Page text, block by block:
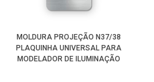
MOLDURA PROJEÇÃO N37/38
PLAQUINHA UNIVERSAL PARA
MODELADOR DE ILUMINAÇÃO